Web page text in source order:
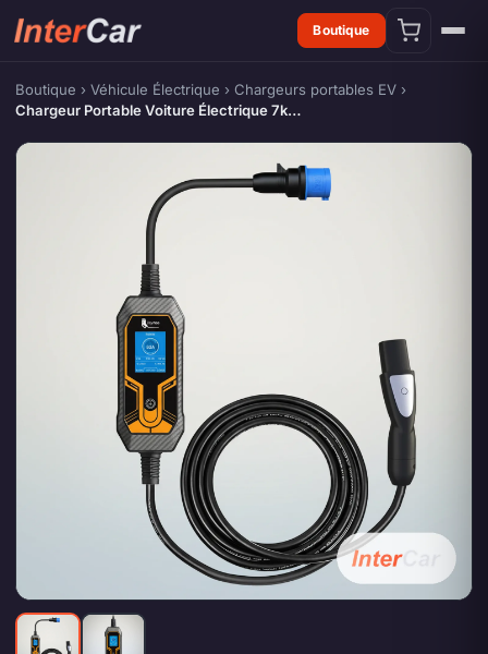
Boutique
Boutique › Véhicule Électrique › Chargeurs portables EV ›
Chargeur Portable Voiture Électrique 7k…